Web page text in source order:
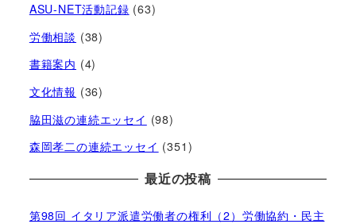
ASU-NET活動記録 (63)
労働相談 (38)
書籍案内 (4)
文化情報 (36)
脇田滋の連続エッセイ (98)
森岡孝二の連続エッセイ (351)
最近の投稿
第98回 イタリア派遣労働者の権利（2）労働協約・民主